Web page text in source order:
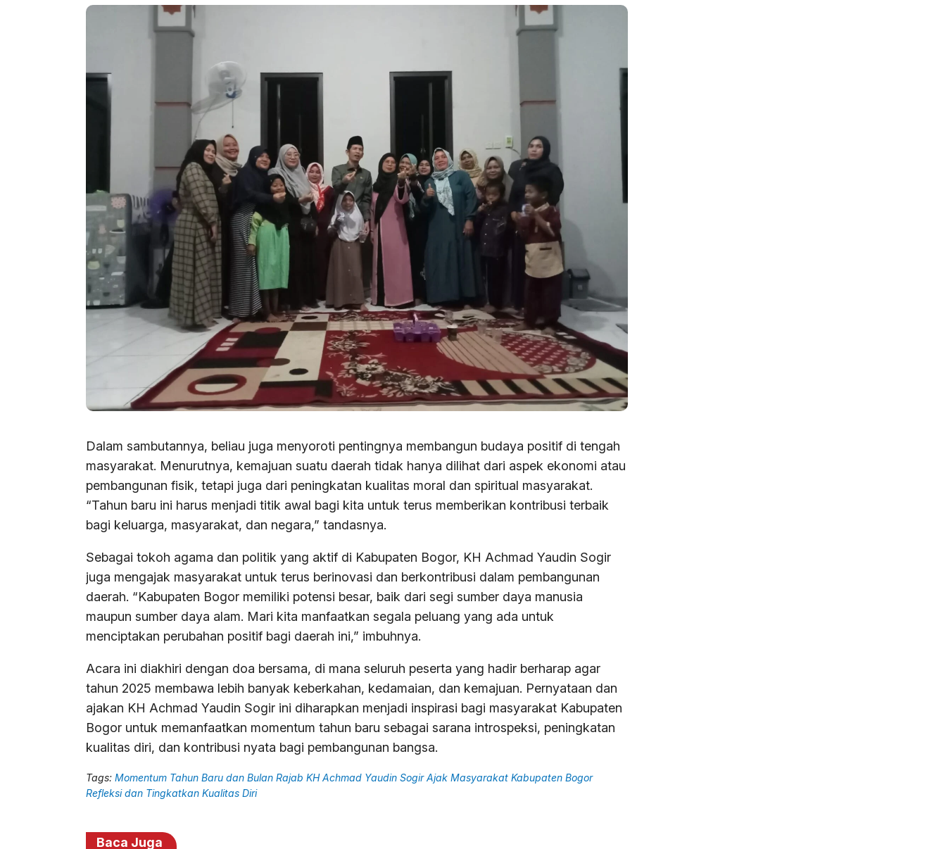
Dalam sambutannya, beliau juga menyoroti pentingnya membangun budaya positif di tengah
masyarakat. Menurutnya, kemajuan suatu daerah tidak hanya dilihat dari aspek ekonomi atau
pembangunan fisik, tetapi juga dari peningkatan kualitas moral dan spiritual masyarakat.
“Tahun baru ini harus menjadi titik awal bagi kita untuk terus memberikan kontribusi terbaik
bagi keluarga, masyarakat, dan negara,” tandasnya.
Sebagai tokoh agama dan politik yang aktif di Kabupaten Bogor, KH Achmad Yaudin Sogir
juga mengajak masyarakat untuk terus berinovasi dan berkontribusi dalam pembangunan
daerah. “Kabupaten Bogor memiliki potensi besar, baik dari segi sumber daya manusia
maupun sumber daya alam. Mari kita manfaatkan segala peluang yang ada untuk
menciptakan perubahan positif bagi daerah ini,” imbuhnya.
Acara ini diakhiri dengan doa bersama, di mana seluruh peserta yang hadir berharap agar
tahun 2025 membawa lebih banyak keberkahan, kedamaian, dan kemajuan. Pernyataan dan
ajakan KH Achmad Yaudin Sogir ini diharapkan menjadi inspirasi bagi masyarakat Kabupaten
Bogor untuk memanfaatkan momentum tahun baru sebagai sarana introspeksi, peningkatan
kualitas diri, dan kontribusi nyata bagi pembangunan bangsa.
Tags: Momentum Tahun Baru dan Bulan Rajab KH Achmad Yaudin Sogir Ajak Masyarakat Kabupaten Bogor
Refleksi dan Tingkatkan Kualitas Diri
Baca Juga